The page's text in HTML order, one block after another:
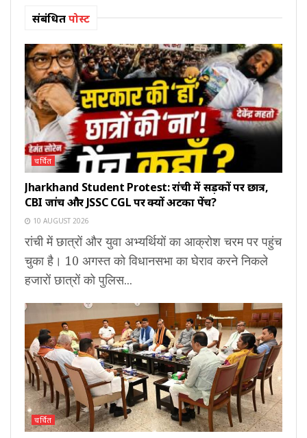
संबंधितपोस्ट
चर्चित
Jharkhand Student Protest: रांची में सड़कों पर छात्र,
CBI जांच और JSSC CGL पर क्यों अटका पेंच?
10 AUGUST 2026
रांची में छात्रों और युवा अभ्यर्थियों का आक्रोश चरम पर पहुंच
चुका है। 10 अगस्त को विधानसभा का घेराव करने निकले
हजारों छात्रों को पुलिस...
चर्चित